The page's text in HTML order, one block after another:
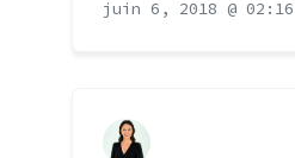
juin 6, 2018 @ 02:16